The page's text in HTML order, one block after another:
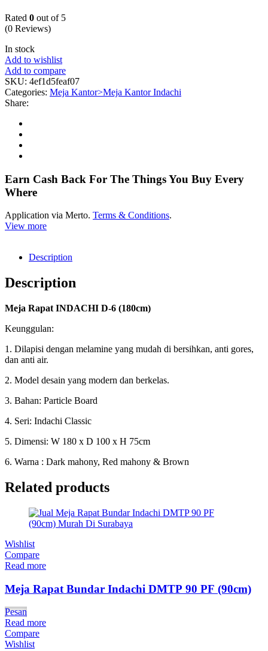
Rated 0 out of 5
(0 Reviews)
In stock
Add to wishlist
Add to compare
SKU: 4ef1d5feaf07
Categories: Meja Kantor>Meja Kantor Indachi
Share:
Earn Cash Back For The Things You Buy Every
Where
Application via Merto. Terms & Conditions.
View more
Description
Description
Meja Rapat INDACHI D-6 (180cm)
Keunggulan:
1. Dilapisi dengan melamine yang mudah di bersihkan, anti gores,
dan anti air.
2. Model desain yang modern dan berkelas.
3. Bahan: Particle Board
4. Seri: Indachi Classic
5. Dimensi: W 180 x D 100 x H 75cm
6. Warna : Dark mahony, Red mahony & Brown
Related products
Wishlist
Compare
Read more
Meja Rapat Bundar Indachi DMTP 90 PF (90cm)
Pesan
Read more
Compare
Wishlist